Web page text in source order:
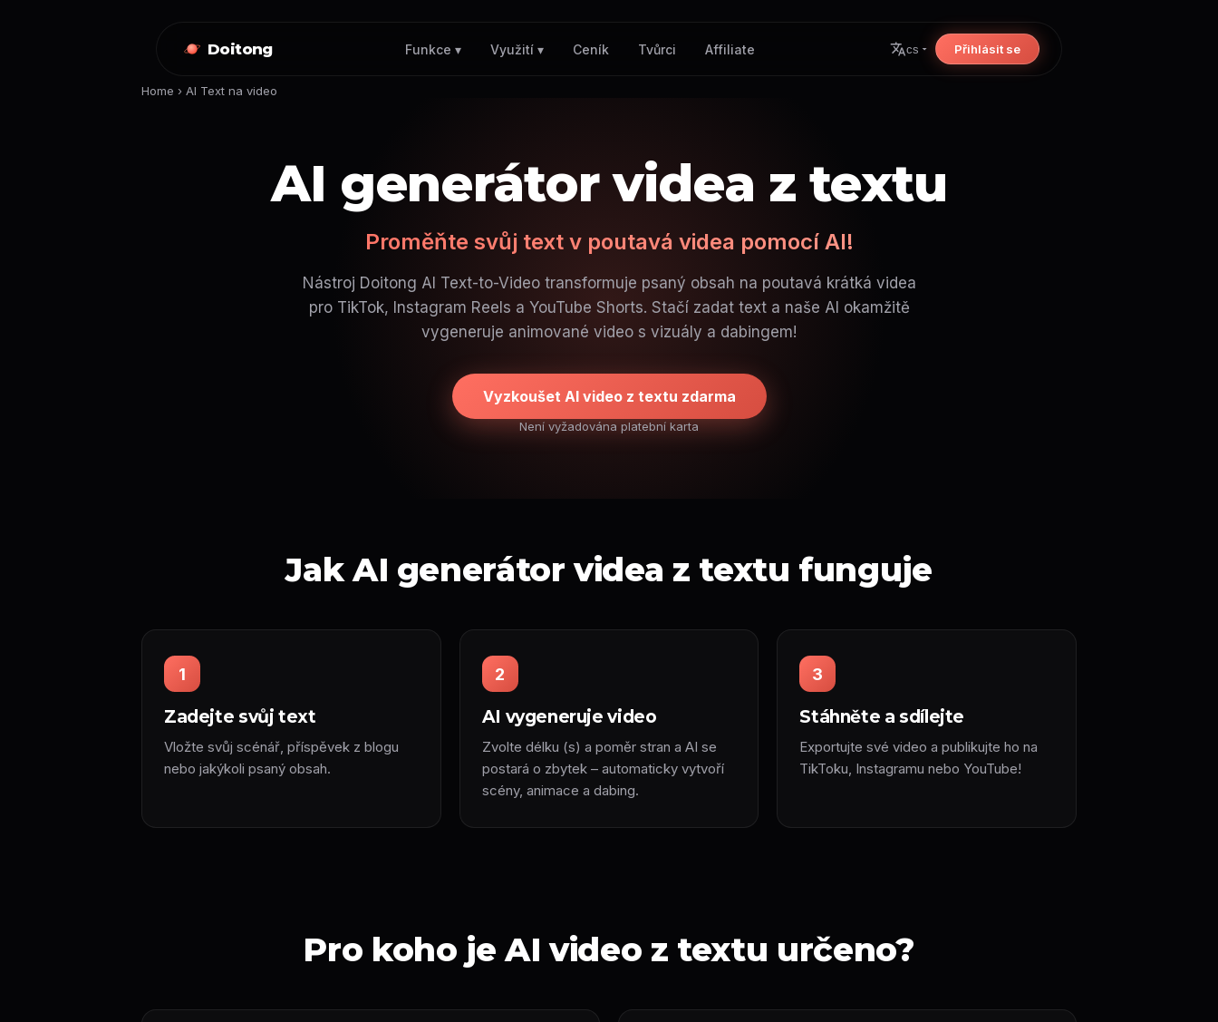
Doitong Funkce ▾ Využití ▾ Ceník Tvůrci Affiliate cs Přihlásit se
Home › AI Text na video
AI generátor videa z textu
Proměňte svůj text v poutavá videa pomocí AI!
Nástroj Doitong AI Text-to-Video transformuje psaný obsah na poutavá krátká videa
pro TikTok, Instagram Reels a YouTube Shorts. Stačí zadat text a naše AI okamžitě
vygeneruje animované video s vizuály a dabingem!
Vyzkoušet AI video z textu zdarma
Není vyžadována platební karta
Jak AI generátor videa z textu funguje
1
Zadejte svůj text
Vložte svůj scénář, příspěvek z blogu
nebo jakýkoli psaný obsah.
2
AI vygeneruje video
Zvolte délku (s) a poměr stran a AI se
postará o zbytek – automaticky vytvoří
scény, animace a dabing.
3
Stáhněte a sdílejte
Exportujte své video a publikujte ho na
TikToku, Instagramu nebo YouTube!
Pro koho je AI video z textu určeno?